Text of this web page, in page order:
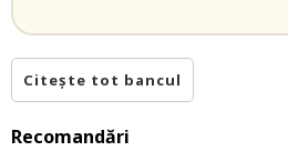
Citește tot bancul
Recomandări